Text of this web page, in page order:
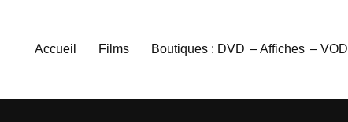
Accueil Films Boutiques : DVD – Affiches – VOD